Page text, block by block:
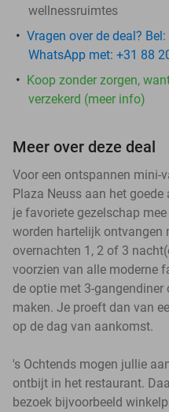
wellnessruimtes
Vragen over de deal?
WhatsApp met: +31 88
Koop zonder zorgen,
verzekerd (meer info)
Meer over deze deal
Voor een ontspannen mini-
Plaza Neuss aan het
je favoriete gezelschap
worden hartelijk ontvangen
overnachten 1, 2 of 3
voorzien van alle moderne
de optie met 3-
maken. Je proeft dan van
op de dag van aankomst.
's Ochtends mogen jullie
ontbijt in het restaurant.
bezoek bijvoorbeeld